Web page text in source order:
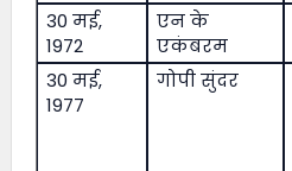
30 मई,
1972
एन के
एकंबरम
30 मई,
1977
गोपी सुंदर